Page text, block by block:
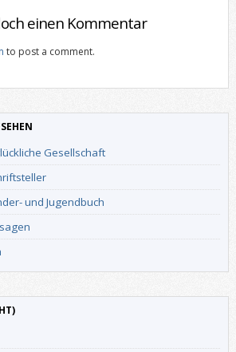
einen Kommentar
to post a comment.
Gesellschaft
und Jugendbuch